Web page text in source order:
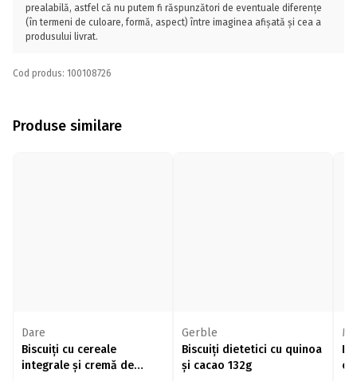
prealabilă, astfel că nu putem fi răspunzători de eventuale diferențe
(în termeni de culoare, formă, aspect) între imaginea afișată și cea a
produsului livrat.
Cod produs: 100108726
Produse similare
Dare
Biscuiți cu cereale
integrale și cremă de
Gerble
Biscuiți dietetici cu quinoa
și cacao 132g